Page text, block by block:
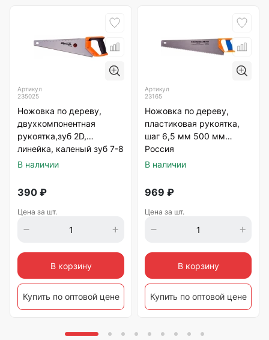
Артикул
235025
Ножовка по дереву,
двухкомпонентная
рукоятка,зуб 2D,
линейка, каленый зуб 7-8
TPI 450мм Sparta
В наличии
390 ₽
Цена за шт.
В корзину
Купить по оптовой цене
Артикул
23165
Ножовка по дереву,
пластиковая рукоятка,
шаг 6,5 мм 500 мм
Россия
В наличии
969 ₽
Цена за шт.
В корзину
Купить по оптовой цене